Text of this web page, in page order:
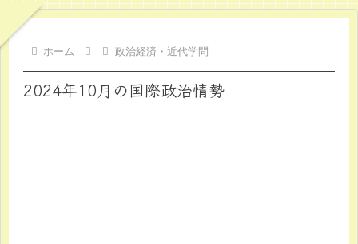
ホーム 政治経済・近代学問
2024年10月の国際政治情勢